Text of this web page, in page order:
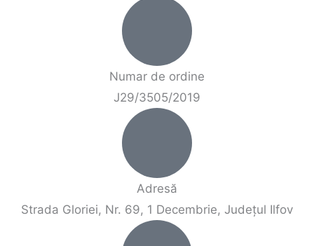
Numar de ordine
J29/3505/2019
Adresă
Strada Gloriei, Nr. 69, 1 Decembrie, Județul Ilfov